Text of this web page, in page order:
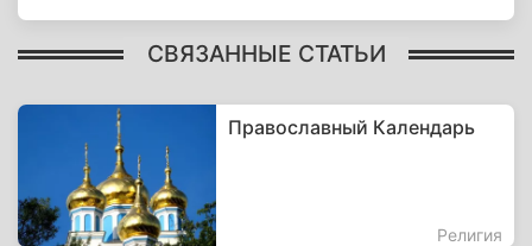
СВЯЗАННЫЕ СТАТЬИ
Православный Календарь
Религия